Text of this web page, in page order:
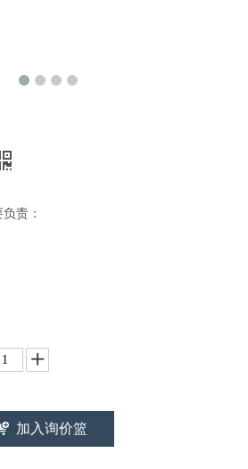
责：
加入询价篮